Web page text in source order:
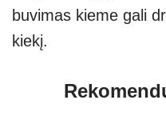
buvimas kieme gali
kiekį.